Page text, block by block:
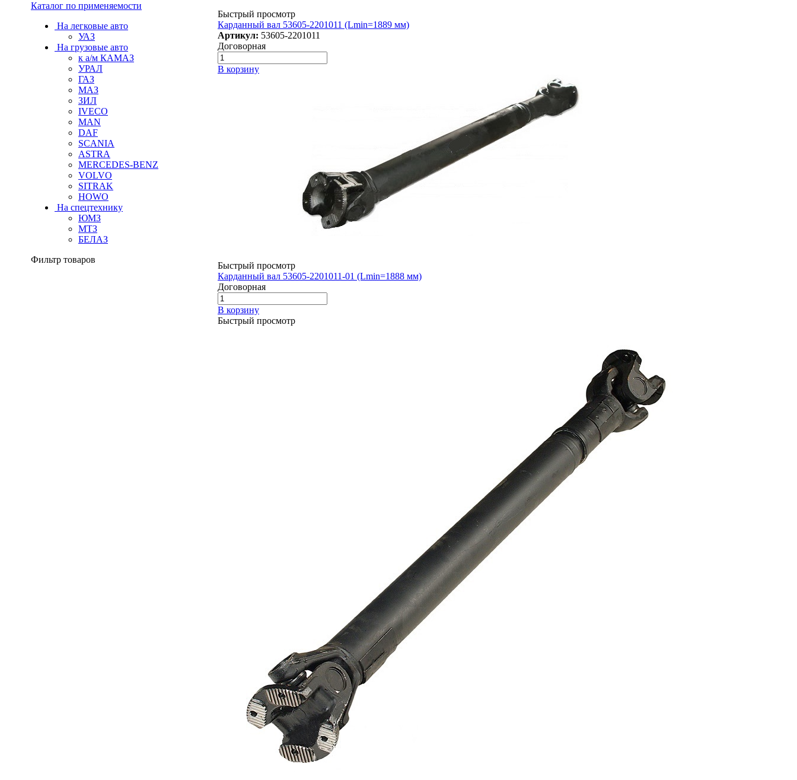
Каталог по применяемости
На легковые авто
УАЗ
На грузовые авто
к а/м КАМАЗ
УРАЛ
ГАЗ
МАЗ
ЗИЛ
IVECO
MAN
DAF
SCANIA
ASTRA
MERCEDES-BENZ
VOLVO
SITRAK
HOWO
На спецтехнику
ЮМЗ
МТЗ
БЕЛАЗ
Фильтр товаров
Быстрый просмотр
Карданный вал 53605-2201011 (Lmin=1889 мм)
Артикул: 53605-2201011
Договорная
В корзину
Быстрый просмотр
Карданный вал 53605-2201011-01 (Lmin=1888 мм)
Договорная
В корзину
Быстрый просмотр